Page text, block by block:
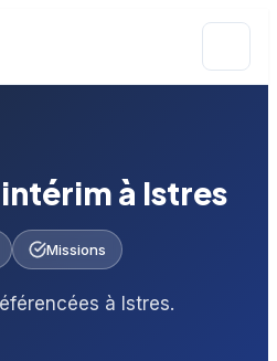
à Istres
Missions
à Istres.